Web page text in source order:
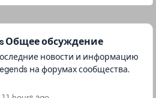
Общее обсуждение
новости и информацию
на форумах сообщества.